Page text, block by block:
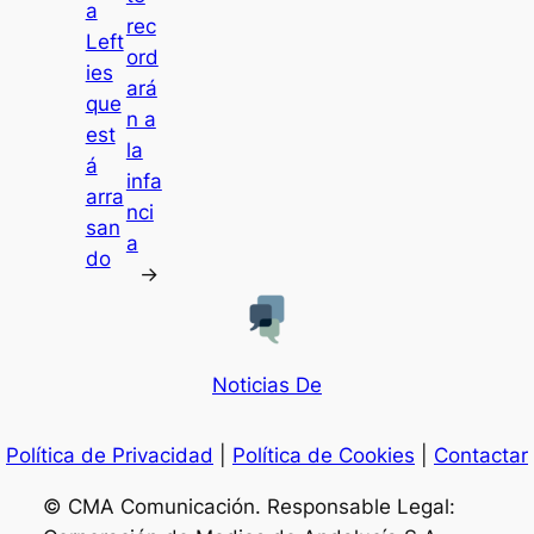
a
Left
ies
que
est
á
arra
san
do
rec
ord
ará
n a
la
infa
nci
a
→
Noticias De
Política de Privacidad Política de Cookies Contactar
© CMA Comunicación. Responsable Legal: